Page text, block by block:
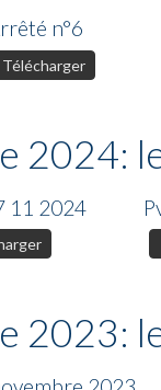
n°6
Télécharger
2024:
11 2024
2023: